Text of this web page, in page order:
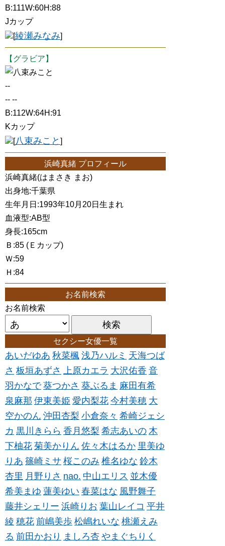
B:111W:60H:88
Jカップ
[綾瀬みなみ]
【グラビア】
八束みこと
--
-- --
B:112W:64H:91
Kカップ
[八束みこと ]
浜崎真緒 プロフィール
浜崎真緒(はまさき まお)
出身地:千葉県
生年月日:1993年10月20日生まれ
血液型:AB型
身長:165cm
Ｂ:85 (Ｅカップ)
Ｗ:59
Ｈ:84
お名前検索
お名前検索
セクシー女優一覧
あいだゆあ 秋菜楓 浅乃ハルミ 天海つば
さ 板垣あずさ 上原カエラ 大沢佑香 音
羽かなで 葵つかさ 葵ぶるま 麻田有希
泉麻那 伊東美姫 愛内梨花 今村美穂 大
空かのん 沖田杏梨 小倉奈々 希崎ジェシ
カ 黒川きらら 香月悠梨 希志あいの 木
下柚花 菊美かりん 佐々木はるか 里美ゆ
りあ 篠崎ミサ 桜このみ 椎名ゆな 鈴木
杏里 月野りさ nao. 中山エリス 並木優
希美まゆ 蓮美ゆい 春菜はな 風野舞子
藤井シェリー 浜崎りお 葉山レイコ 平井
綾 穂花 前嶋美歩 松嶋れいな 桃瀬えみ
る 前田かおり ましろ杏 やまぐちりく